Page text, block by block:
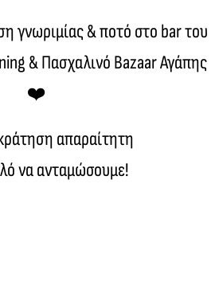
γνωριμίας & ποτό στο bar του
& Πασχαλινό Bazaar Αγάπης
❤️
απαραίτητη
να ανταμώσουμε!